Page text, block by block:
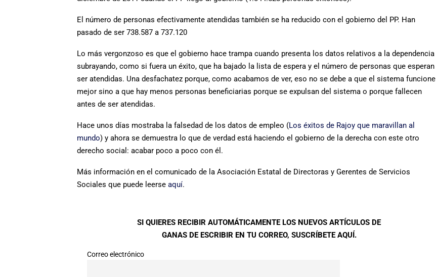
El número de personas efectivamente atendidas también se ha reducido con el gobierno del PP. Han
pasado de ser 738.587 a 737.120
Lo más vergonzoso es que el gobierno hace trampa cuando presenta los datos relativos a la dependencia
subrayando, como si fuera un éxito, que ha bajado la lista de espera y el número de personas que esperan
ser atendidas. Una desfachatez porque, como acabamos de ver, eso no se debe a que el sistema funcione
mejor sino a que hay menos personas beneficiarias porque se expulsan del sistema o porque fallecen
antes de ser atendidas.
Hace unos días mostraba la falsedad de los datos de empleo (Los éxitos de Rajoy que maravillan al
mundo) y ahora se demuestra lo que de verdad está haciendo el gobierno de la derecha con este otro
derecho social: acabar poco a poco con él.
Más información en el comunicado de la Asociación Estatal de Directoras y Gerentes de Servicios
Sociales que puede leerse aquí.
SI QUIERES RECIBIR AUTOMÁTICAMENTE LOS NUEVOS ARTÍCULOS DE
GANAS DE ESCRIBIR EN TU CORREO, SUSCRÍBETE AQUÍ.
Correo electrónico